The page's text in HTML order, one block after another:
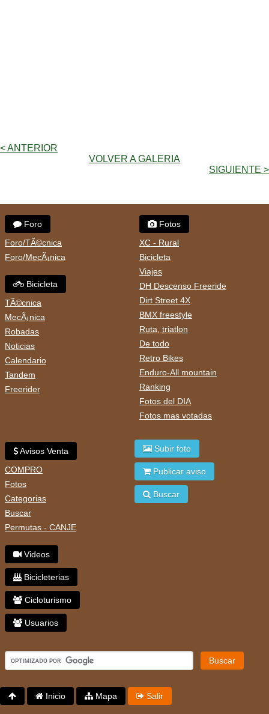
< ANTERIOR
VOLVER A GALERIA
SIGUIENTE >
Foro
Foro/TÃ©cnica
Foro/MecÃ¡nica
Bicicleta
TÃ©cnica
MecÃ¡nica
Robadas
Noticias
Calendario
Tandem
Freerider
Fotos
XC - Rural
Bicicleta
Viajes
DH Descenso Freeride
Dirt Street 4X
BMX freestyle
Ruta, triatlon
De todo
Retro Bikes
Enduro-All mountain
Ranking
Fotos del DIA
Fotos mas votadas
Avisos Venta
COMPRO
Fotos
Categorias
Buscar
Permutas - CANJE
Videos
Bicicleterias
Cicloturismo
Usuarios
Subir foto
Publicar aviso
Buscar
Buscar
Inicio Mapa Salir